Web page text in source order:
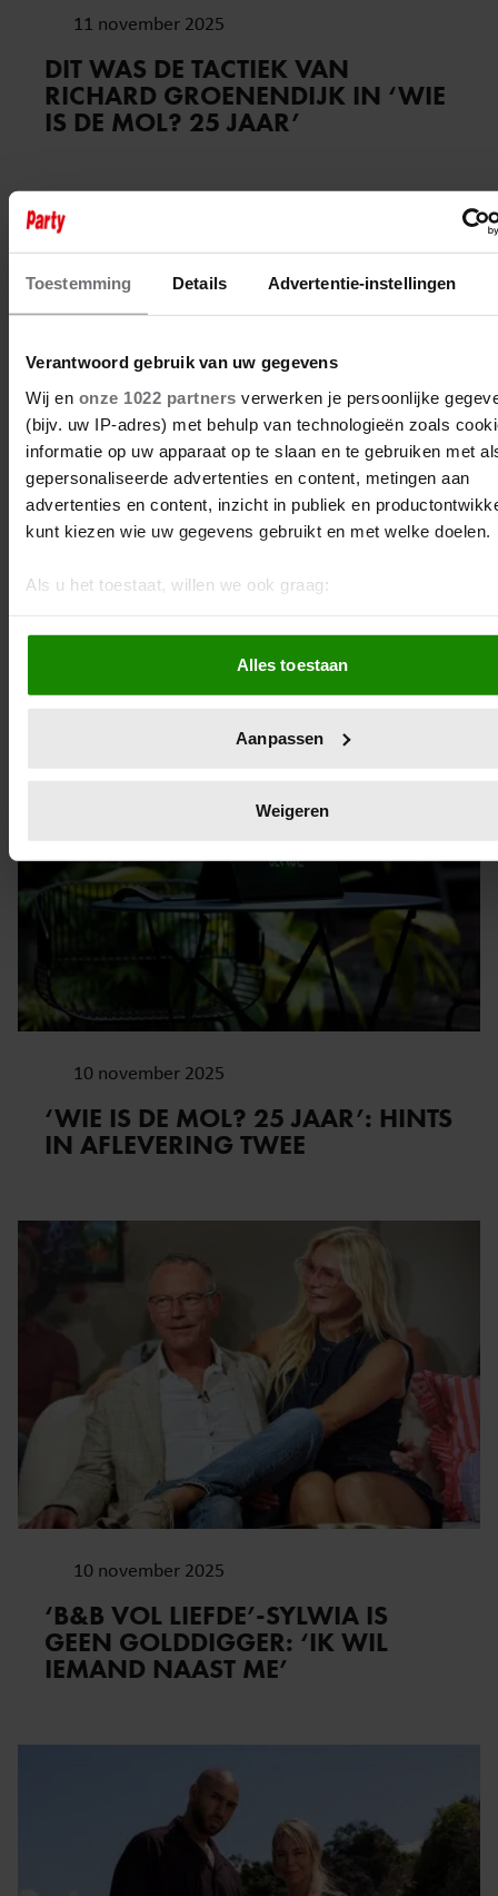
Toestemming Details Advertentie-instellingen
Verantwoord gebruik van uw gegevens
Wij en onze 1022 partners verwerken je persoonlijke
(bijv. uw IP-adres) met behulp van technologieën zoals
informatie op uw apparaat op te slaan en te gebruiken met
gepersonaliseerde advertenties en content, metingen aan
advertenties en content, inzicht in publiek en
kunt kiezen wie uw gegevens gebruikt en met welke doelen.
Als u het toestaat, willen we ook graag:
een paar meter nauwkeurig kan zijn
Uw apparaat identificeren door het actief te scannen
specifieke eigenschappen (fingerprinting)
detailgedeelte
in. U kunt uw
om functies voor social media te bieden en om ons
te analyseren. Ook delen we informatie over uw gebruik van
site met onze partners voor social media, adverteren en
Deze partners kunnen deze gegevens combineren met
informatie die u aan ze heeft verstrekt of die ze hebben
op basis van uw gebruik van hun services. U gaat akkoord
cookies als u onze website blijft gebruiken.
Alles toestaan
Aanpassen
Weigeren
11 november 2025
DIT WAS DE TACTIEK VAN
RICHARD GROENENDIJK IN ‘WIE
IS DE MOL? 25 JAAR’
11 november 2025
LACHEN ACHTER DE SCHERMEN
10 november 2025
‘WIE IS DE MOL? 25 JAAR’: HINTS
IN AFLEVERING TWEE
10 november 2025
‘B&B VOL LIEFDE’-SYLWIA IS
GEEN GOLDDIGGER: ‘IK WIL
IEMAND NAAST ME’